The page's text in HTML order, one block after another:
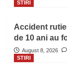
STIRI
Accident
de 10 ani au
August 8, 2026
STIRI